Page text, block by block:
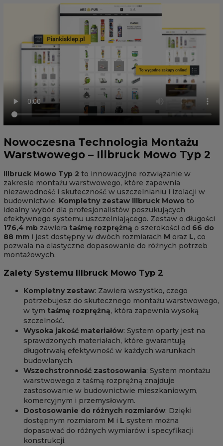
Nowoczesna Technologia Montażu
Warstwowego – Illbruck Mowo Typ 2
Illbruck Mowo Typ 2 to innowacyjne rozwiązanie w
zakresie montażu warstwowego, które zapewnia
niezawodność i skuteczność w uszczelnianiu i izolacji w
budownictwie. Kompletny zestaw Illbruck Mowo to
idealny wybór dla profesjonalistów poszukujących
efektywnego systemu uszczelniającego. Zestaw o długości
176,4 mb zawiera taśmę rozprężną o szerokości od 66 do
88 mm i jest dostępny w dwóch rozmiarach M oraz L, co
pozwala na elastyczne dopasowanie do różnych potrzeb
montażowych.
Zalety Systemu Illbruck Mowo Typ 2
Kompletny zestaw: Zawiera wszystko, czego
potrzebujesz do skutecznego montażu warstwowego,
w tym taśmę rozprężną, która zapewnia wysoką
szczelność.
Wysoka jakość materiałów: System oparty jest na
sprawdzonych materiałach, które gwarantują
długotrwałą efektywność w każdych warunkach
budowlanych.
Wszechstronność zastosowania: System montażu
warstwowego z taśmą rozprężną znajduje
zastosowanie w budownictwie mieszkaniowym,
komercyjnym i przemysłowym.
Dostosowanie do różnych rozmiarów: Dzięki
dostępnym rozmiarom M i L system można
dopasować do różnych wymiarów i specyfikacji
konstrukcji.